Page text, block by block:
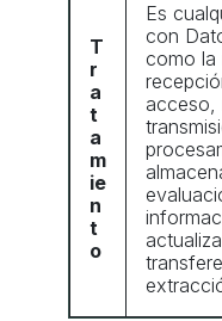
T
r
a
t
a
m
ie
n
t
o
Es
con
como la
acceso,